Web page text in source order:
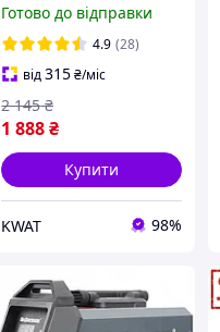
Зварювальний струм
295 А Діаметр
електрода 1.5 - 4 мм
Готово до відправки
4.9 (28)
від315₴/міс
1 888₴
2 145 ₴
Купити
KWAT 98%